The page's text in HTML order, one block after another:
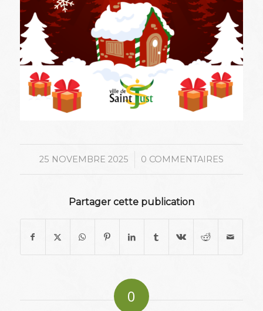
25 NOVEMBRE 2025
/ 0 COMMENTAIRES
Partager cette publication
0